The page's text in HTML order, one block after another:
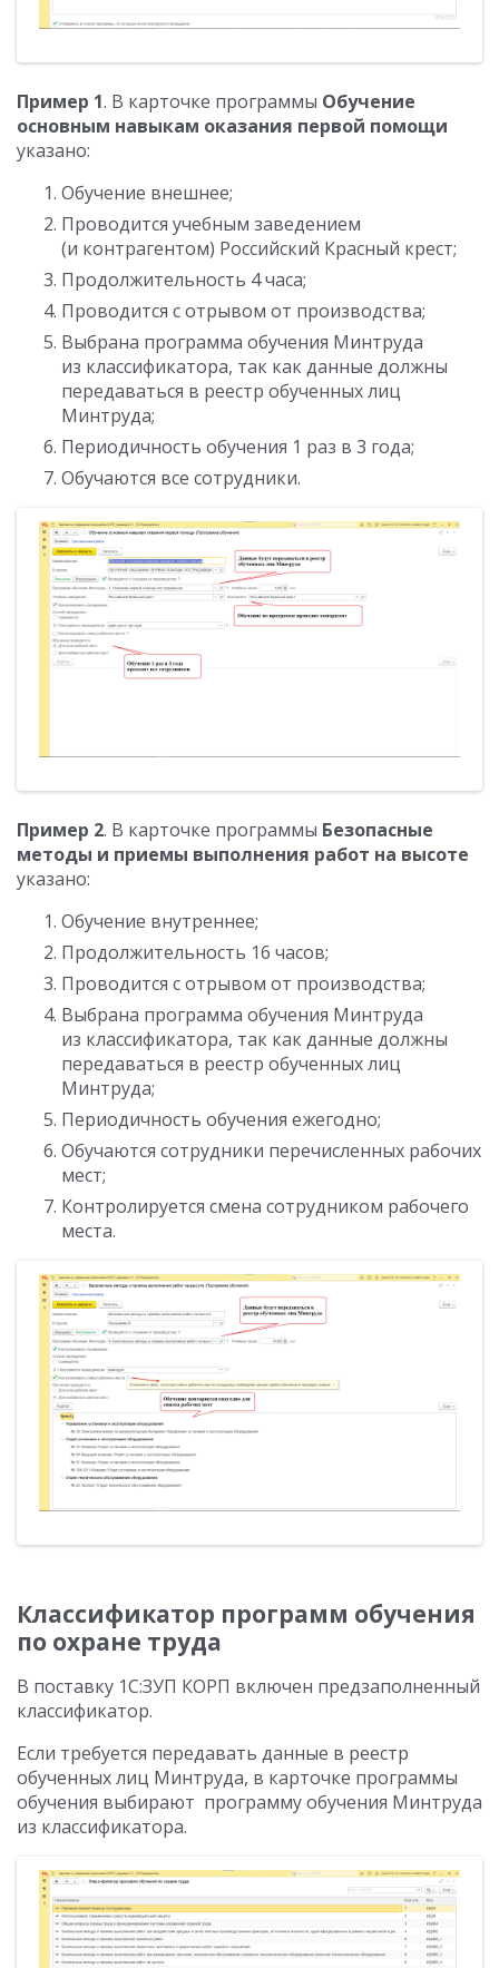
Пример 1. В карточке программы Обучение
основным навыкам оказания первой помощи
указано:
Обучение внешнее;
Проводится учебным заведением
(и контрагентом) Российский Красный крест;
Продолжительность 4 часа;
Проводится с отрывом от производства;
Выбрана программа обучения Минтруда
из классификатора, так как данные должны
передаваться в реестр обученных лиц
Минтруда;
Периодичность обучения 1 раз в 3 года;
Обучаются все сотрудники.
Пример 2. В карточке программы Безопасные
методы и приемы выполнения работ на высоте
указано:
Обучение внутреннее;
Продолжительность 16 часов;
Проводится с отрывом от производства;
Выбрана программа обучения Минтруда
из классификатора, так как данные должны
передаваться в реестр обученных лиц
Минтруда;
Периодичность обучения ежегодно;
Обучаются сотрудники перечисленных рабочих
мест;
Контролируется смена сотрудником рабочего
места.
Классификатор программ обучения
по охране труда
В поставку 1С:ЗУП КОРП включен предзаполненный
классификатор.
Если требуется передавать данные в реестр
обученных лиц Минтруда, в карточке программы
обучения выбирают программу обучения Минтруда
из классификатора.